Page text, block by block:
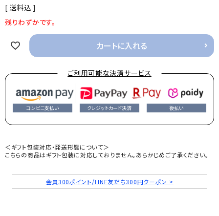
送料込
残りわずかです。
カートに入れる
ご利用可能な決済サービス
コンビニ支払い クレジットカード決済 後払い
＜ギフト包装対応・発送形態について＞
こちらの商品はギフト包装に対応しておりません。あらかじめご了承ください。
会員300ポイント/LINE友だち300円クーポン >